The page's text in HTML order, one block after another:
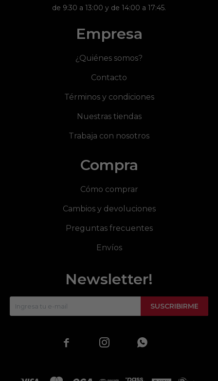
de 9:30 a 13:00 y de 14:00 a 17:45.
Empresa
¿Quiénes somos?
Contacto
Términos y condiciones
Nuestras tiendas
Trabaja con nosotros
Compra
Cómo comprar
Cambios y devoluciones
Preguntas frecuentes
Envíos
Newsletter!
SUSCRIBIRME
  